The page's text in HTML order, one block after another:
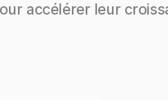
accélérer leur